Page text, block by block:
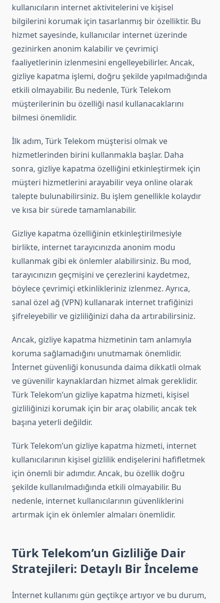
kullanıcıların internet aktivitelerini ve kişisel
bilgilerini korumak için tasarlanmış bir özelliktir. Bu
hizmet sayesinde, kullanıcılar internet üzerinde
gezinirken anonim kalabilir ve çevrimiçi
faaliyetlerinin izlenmesini engelleyebilirler. Ancak,
gizliye kapatma işlemi, doğru şekilde yapılmadığında
etkili olmayabilir. Bu nedenle, Türk Telekom
müşterilerinin bu özelliği nasıl kullanacaklarını
bilmesi önemlidir.
İlk adım, Türk Telekom müşterisi olmak ve
hizmetlerinden birini kullanmakla başlar. Daha
sonra, gizliye kapatma özelliğini etkinleştirmek için
müşteri hizmetlerini arayabilir veya online olarak
talepte bulunabilirsiniz. Bu işlem genellikle kolaydır
ve kısa bir sürede tamamlanabilir.
Gizliye kapatma özelliğinin etkinleştirilmesiyle
birlikte, internet tarayıcınızda anonim modu
kullanmak gibi ek önlemler alabilirsiniz. Bu mod,
tarayıcınızın geçmişini ve çerezlerini kaydetmez,
böylece çevrimiçi etkinlikleriniz izlenmez. Ayrıca,
sanal özel ağ (VPN) kullanarak internet trafiğinizi
şifreleyebilir ve gizliliğinizi daha da artırabilirsiniz.
Ancak, gizliye kapatma hizmetinin tam anlamıyla
koruma sağlamadığını unutmamak önemlidir.
İnternet güvenliği konusunda daima dikkatli olmak
ve güvenilir kaynaklardan hizmet almak gereklidir.
Türk Telekom’un gizliye kapatma hizmeti, kişisel
gizliliğinizi korumak için bir araç olabilir, ancak tek
başına yeterli değildir.
Türk Telekom’un gizliye kapatma hizmeti, internet
kullanıcılarının kişisel gizlilik endişelerini hafifletmek
için önemli bir adımdır. Ancak, bu özellik doğru
şekilde kullanılmadığında etkili olmayabilir. Bu
nedenle, internet kullanıcılarının güvenliklerini
artırmak için ek önlemler almaları önemlidir.
Türk Telekom’un Gizliliğe Dair
Stratejileri: Detaylı Bir İnceleme
İnternet kullanımı gün geçtikçe artıyor ve bu durum,